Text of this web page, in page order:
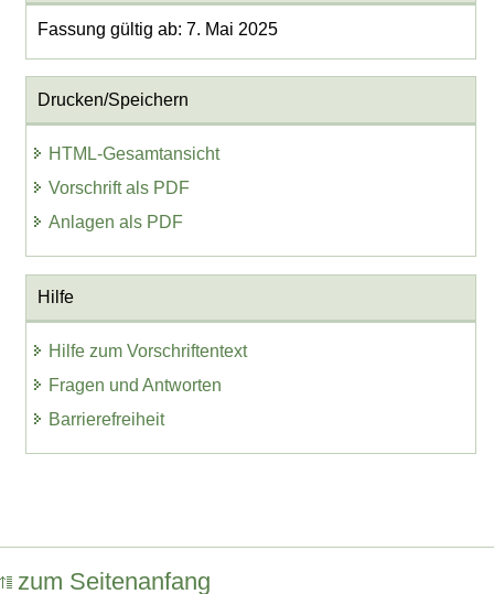
Fassung gültig ab: 7. Mai 2025
Drucken/Speichern
HTML-Gesamtansicht
Vorschrift als PDF
Anlagen als PDF
Hilfe
Hilfe zum Vorschriftentext
Fragen und Antworten
Barrierefreiheit
zum Seitenanfang